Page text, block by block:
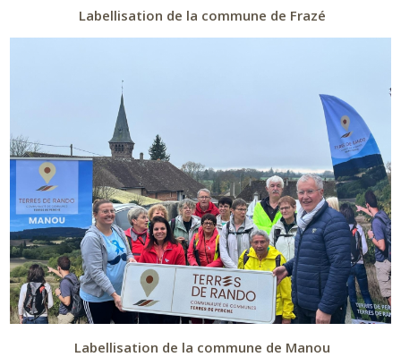
Labellisation de la commune de Frazé
Labellisation de la commune de Manou